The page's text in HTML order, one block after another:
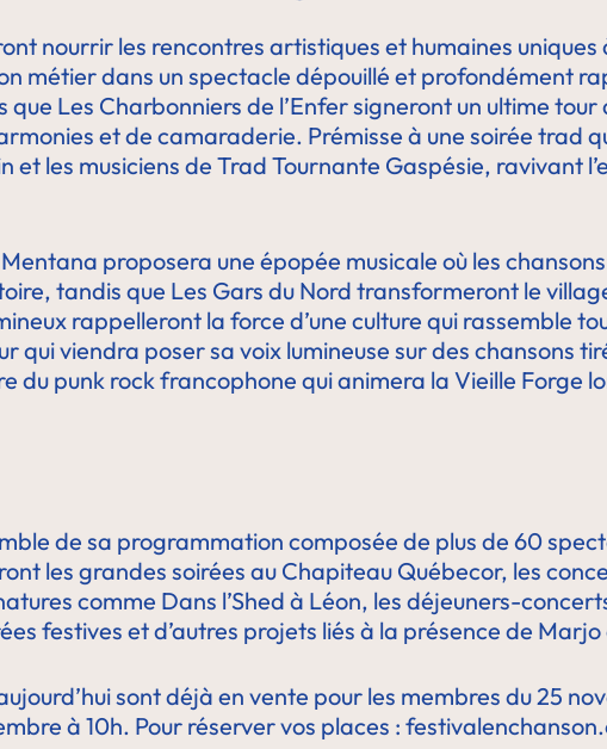
nourrir les rencontres artistiques et humaines
métier dans un spectacle dépouillé et profondément
Les Charbonniers de l’Enfer signeront un ultime
et de camaraderie. Prémisse à une soirée trad
et les musiciens de Trad Tournante Gaspésie, ravivant
proposera une épopée musicale où les
tandis que Les Gars du Nord transformeront le
rappelleront la force d’une culture qui rassemble
qui viendra poser sa voix lumineuse sur des chansons
du punk rock francophone qui animera la Vieille Forge
de sa programmation composée de plus de 60
les grandes soirées au Chapiteau Québecor, les
comme Dans l’Shed à Léon, les déjeuners-
festives et d’autres projets liés à la présence de
sont déjà en vente pour les membres du 25
à 10h. Pour réserver vos places :